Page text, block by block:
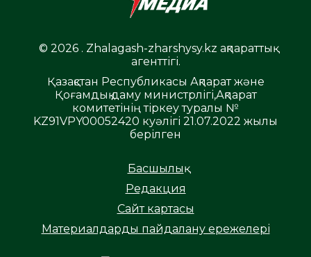
© 2026 . Zhalagash-zharshysy.kz ақпараттық
агенттігі.
Қазақстан Республикасы Ақпарат және
Қоғамдық даму министрлігі,Ақпарат
комитетінің тіркеу туралы №
KZ91VPY00052420 куәлігі 21.07.2022 жылы
берілген
Басшылық
Редакция
Сайт картасы
Материалдарды пайдалану ережелері